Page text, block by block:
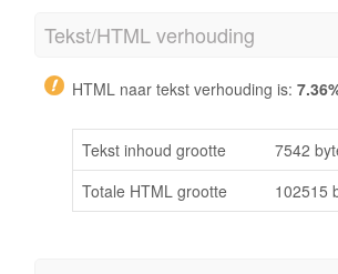
Tekst/HTML verhouding
HTML naar tekst verhouding is:
Tekst inhoud grootte
7542
Totale HTML grootte
102515